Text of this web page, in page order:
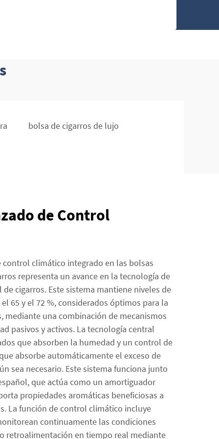
bolsa de cigarros de lujo
de Control
control climático integrado en las bolsas
representa un avance en la tecnología de
cigarros. Este sistema mantiene niveles de
65 y el 72 %, considerados óptimos para la
mediante una combinación de mecanismos
pasivos y activos. La tecnología central
que absorben la humedad y un control de
absorbe automáticamente el exceso de
sea necesario. Este sistema funciona junto
que actúa como un amortiguador
propiedades aromáticas beneficiosas a
La función de control climático incluye
continuamente las condiciones
retroalimentación en tiempo real mediante